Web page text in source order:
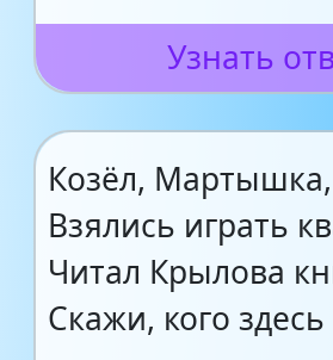
Узнать
Козёл,
Взялись играть
Читал Крылова
Скажи, кого здесь